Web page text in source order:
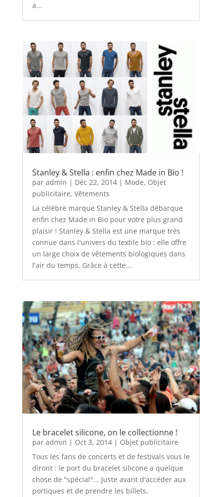
a...
Stanley & Stella : enfin chez Made in Bio !
par admin | Déc 22, 2014| Mode, Objet
publicitaire, Vêtements
La célèbre marque Stanley & Stella débarque
enfin chez Made in Bio pour votre plus grand
plaisir ! Stanley & Stella est une marque très
connue dans l'univers du textile bio : elle offre
un large choix de vêtements biologiques dans
l'air du temps. Grâce à cette...
Le bracelet silicone, on le collectionne !
par admin | Oct 3, 2014| Objet publicitaire
Tous les fans de concerts et de festivals vous le
diront : le port du bracelet silicone a quelque
chose de "spécial"... Juste avant d'accéder aux
portiques et de prendre les billets,